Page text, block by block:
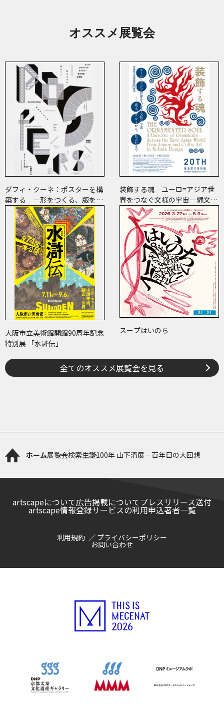
オススメ展覧会
ダフィ・クーネ：ポスターを構
築する ―形をつくる、版をつ
くる、表現をつくる―
装飾する魂 ユーロ=アジア世
界をつなぐ文様の宇宙―縄文、
ケルトから、ねぶたまで
大阪市立美術館開館90周年記念
特別展 「水滸伝」
スープはいのち
全てのオススメ展覧会を見る
ホーム展覧会検索生誕100年 山下清展－百年目の大回想
artscapeについて広告掲載についてプレスリリース送付
artscape情報登録サービスの利用申込著者一覧
利用規約 プライバシーポリシー
お問い合わせ